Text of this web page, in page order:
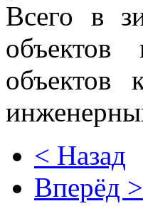
Всего в
объектов
< Назад
Вперёд >